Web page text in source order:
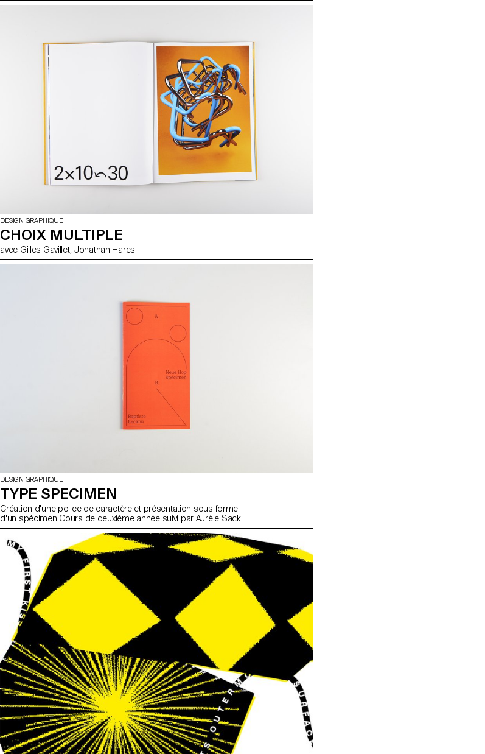
DESIGN GRAPHIQUE
CHOIX MULTIPLE
avec Gilles Gavillet, Jonathan Hares
DESIGN GRAPHIQUE
TYPE SPECIMEN
Création d'une police de caractère et présentation sous forme
d'un spécimen Cours de deuxième année suivi par Aurèle Sack.